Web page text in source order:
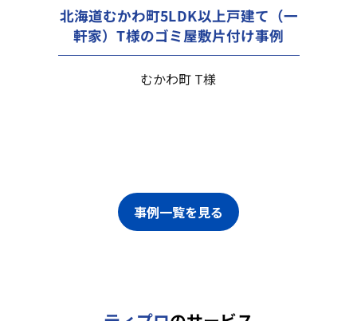
北海道むかわ町5LDK以上戸建て（一
軒家）T様のゴミ屋敷片付け事例
むかわ町 T様
事例一覧を見る